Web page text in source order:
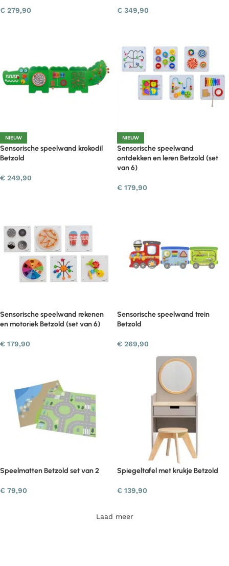
€ 279,90 € 349,90
NIEUW
Sensorische speelwand krokodil
Betzold
€ 249,90
NIEUW
Sensorische speelwand
ontdekken en leren Betzold (set
van 6)
€ 179,90
Sensorische speelwand rekenen
en motoriek Betzold (set van 6)
€ 179,90
Sensorische speelwand trein
Betzold
€ 269,90
Speelmatten Betzold set van 2
€ 79,90
Spiegeltafel met krukje Betzold
€ 139,90
Laad meer